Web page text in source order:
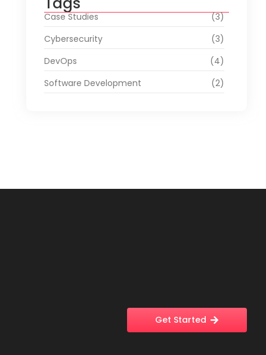
Case Studies
(3)
Cybersecurity
(3)
DevOps
(4)
Software Development
(2)
Get Started